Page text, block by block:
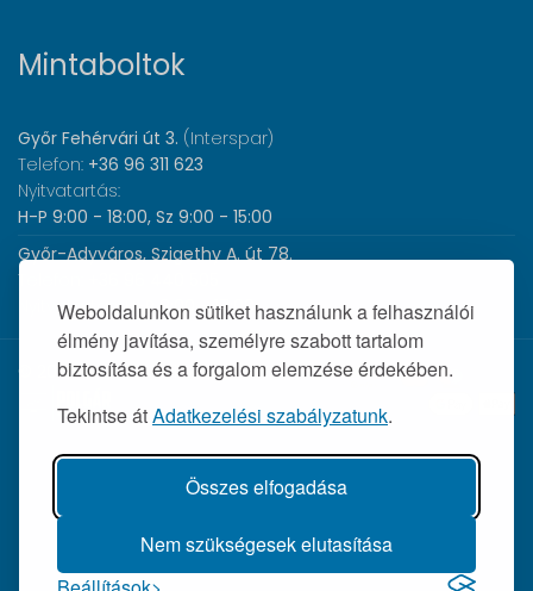
Weboldalunkon sütiket használunk a felhasználói
élmény javítása, személyre szabott tartalom
biztosítása és a forgalom elemzése érdekében.
Tekintse átAdatkezelési szabályzatunk.
Összes elfogadása
Nem szükségesek elutasítása
Mintaboltok
Győr Fehérvári út 3. (Interspar)
Telefon: +36 96 311 623
Nyitvatartás:
H-P 9:00 - 18:00, Sz 9:00 - 15:00
Győr-Adyváros, Szigethy A. út 78.
Telefon:
Nyitvatartás:H-P 8:00 - 17:00
© 2026 Wolf Orvosi Műszer Kft. |